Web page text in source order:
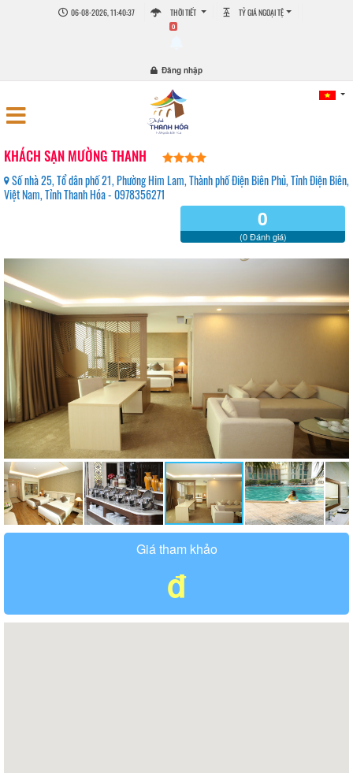
06-08-2026, 11:40:38 THỜI TIẾT TỶ GIÁ NGOẠI TỆ
0
Đăng nhập
KHÁCH SẠN MƯỜNG THANH
Số nhà 25, Tổ dân phố 21, Phường Him Lam, Thành phố Điện Biên Phủ, Tỉnh Điện Biên,
Việt Nam, Tỉnh Thanh Hóa - 0978356271
0
(0 Đánh giá)
Giá tham khảo
đ